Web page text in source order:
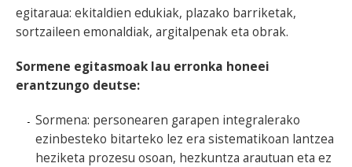
egitaraua: ekitaldien edukiak, plazako barriketak,
sortzaileen emonaldiak, argitalpenak eta obrak.
Sormene egitasmoak lau erronka honeei
erantzungo deutse:
Sormena: personearen garapen integralerako
ezinbesteko bitarteko lez era sistematikoan lantzea
heziketa prozesu osoan, hezkuntza arautuan eta ez